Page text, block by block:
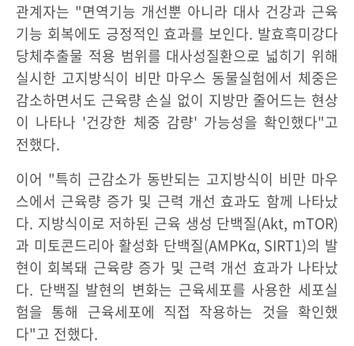
관계자는 "면역기능 개선뿐 아니라 대사 건강과 근육
기능 회복에도 긍정적인 효과를 보인다. 발효흑미강다
당체추출물 적용 범위를 대사성질환으로 넓히기 위해
실시한 고지방식이 비만 마우스 동물실험에서 체중은
감소하면서도 근육량 손실 없이 지방만 줄어드는 현상
이 나타나 '건강한 체중 감량' 가능성을 확인했다"고
전했다.
이어 "특히 근감소가 동반되는 고지방식이 비만 마우
스에서 근육량 증가 및 근력 개선 효과도 함께 나타났
다. 지방식이로 저하된 근육 생성 단백질(Akt, mTOR)
과 미토콘드리아 활성화 단백질(AMPKα, SIRT1)의 발
현이 회복돼 근육량 증가 및 근력 개선 효과가 나타났
다. 단백질 발현의 변화는 근육세포를 사용한 세포실
험을 통해 근육세포에 직접 작용하는 것을 확인했
다"고 전했다.